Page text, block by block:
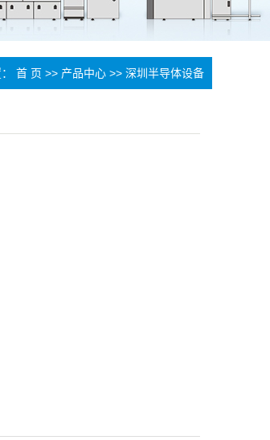
首 页 >> 产品中心 >> 深圳半导体设备